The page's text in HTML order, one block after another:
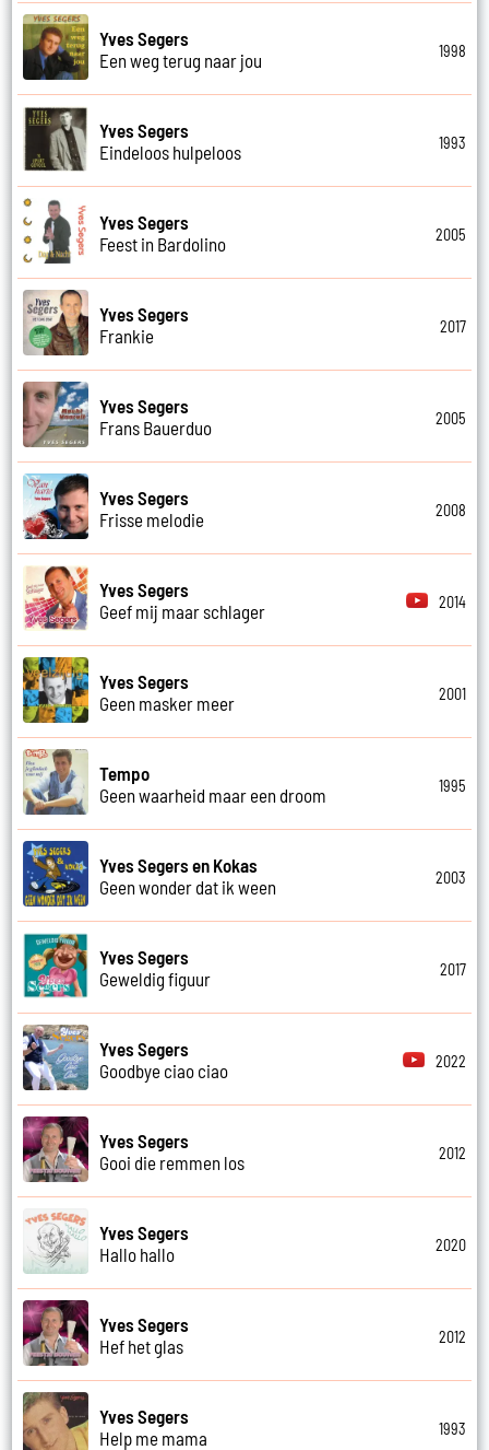
Yves Segers
Een weg terug naar jou
1998
Yves Segers
Eindeloos hulpeloos
1993
Yves Segers
Feest in Bardolino
2005
Yves Segers
Frankie
2017
Yves Segers
Frans Bauerduo
2005
Yves Segers
Frisse melodie
2008
Yves Segers
Geef mij maar schlager
2014
Yves Segers
Geen masker meer
2001
Tempo
Geen waarheid maar een droom
1995
Yves Segers en Kokas
Geen wonder dat ik ween
2003
Yves Segers
Geweldig figuur
2017
Yves Segers
Goodbye ciao ciao
2022
Yves Segers
Gooi die remmen los
2012
Yves Segers
Hallo hallo
2020
Yves Segers
Hef het glas
2012
Yves Segers
Help me mama
1993